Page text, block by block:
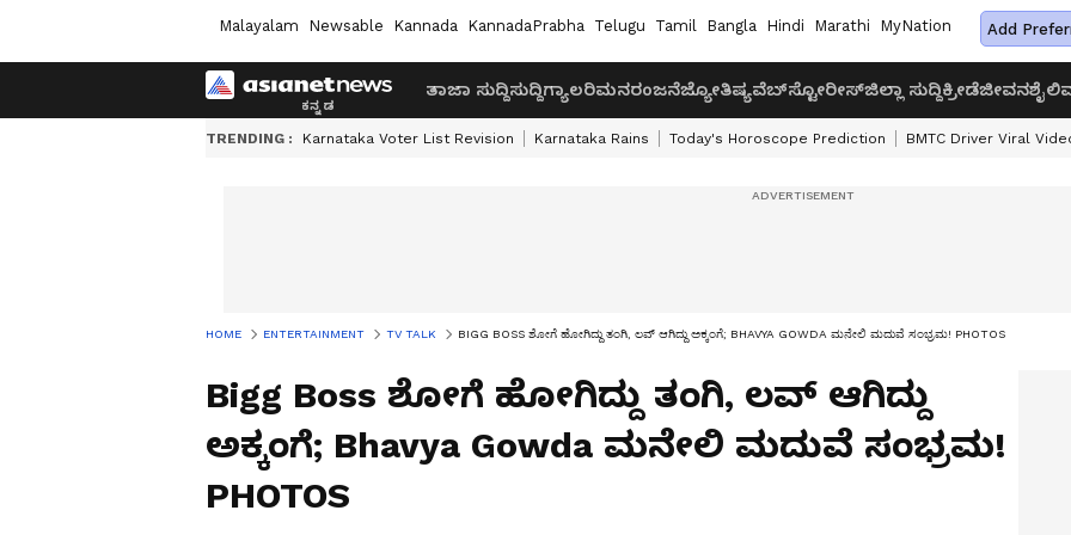
Malayalam Newsable Kannada KannadaPrabha Telugu Tamil Bangla Hindi Marathi MyNation Add
ತಾಜಾ ಸುದ್ದಿಸುದ್ದಿಗ್ಯಾಲರಿಮನರಂಜನೆಜ್ಯೋತಿಷ್ಯವೆಬ್‌ಸ್ಟೋರೀಸ್ಜಿಲ್ಲಾ ಸುದ್ದಿಕ್ರೀಡೆಜೀವನಶೈಲಿ
TRENDING : Karnataka Voter List Revision Karnataka Rains Today's Horoscope Prediction BMTC Driver Viral
HOME ENTERTAINMENT TV TALK BIGG BOSS ಶೋಗೆ ಹೋಗಿದ್ದು ತಂಗಿ, ಲವ್‌ ಆಗಿದ್ದು ಅಕ್ಕಂಗೆ; BHAVYA GOWDA ಮನೇಲಿ ಮದುವೆ ಸಂಭ್ರಮ! PHOTOS
Bigg Boss ಶೋಗೆ ಹೋಗಿದ್ದು ತಂಗಿ, ಲವ್‌ ಆಗಿದ್ದು
ಅಕ್ಕಂಗೆ; Bhavya Gowda ಮನೇಲಿ ಮದುವೆ ಸಂಭ್ರಮ!
PHOTOS